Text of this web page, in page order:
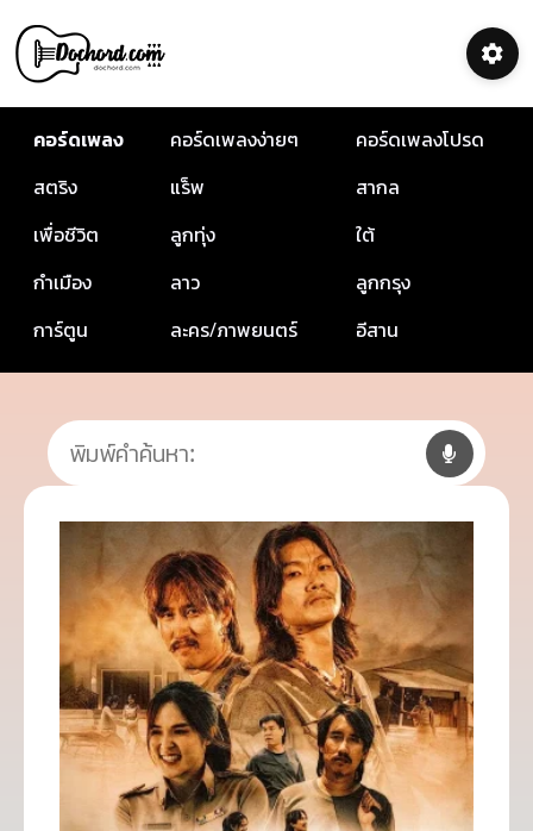
คอร์ดเพลง คอร์ดเพลงง่ายๆ
คอร์ดเพลงโปรด
สตริง
แร็พ
สากล
เพื่อชีวิต
ลูกทุ่ง
ใต้
กำเมือง
ลาว
ลูกกรุง
การ์ตูน
ละคร/ภาพยนตร์ อีสาน